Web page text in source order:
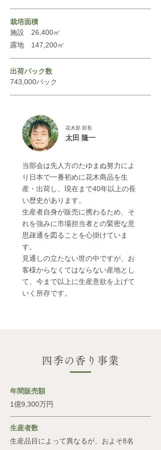
栽培面積
施設 26,400㎡
露地 147,200㎡
出荷パック数
743,000パック
花木部 部長
太田 隆一
当部会は先人方のたゆまぬ努力によ
り日本で一番初めに花木商品を生
産・出荷し、現在まで40年以上の長
い歴史があります。
生産者自身が販売に携わるため、そ
れを強みに市場担当者との緊密な意
思疎通を図ることを心掛けていま
す。
見通しの立たない世の中ですが、お
客様からなくてはならない産地とし
て、今まで以上に生産意欲を上げて
いく所存です。
四季の香り事業
年間販売額
1億9,300万円
生産者数
生産品目によって異なるが、およそ8名